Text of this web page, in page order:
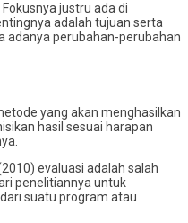
justru ada di
adalah tujuan serta
adanya perubahan-perubahan
yang akan menghasilkan
hasil sesuai harapan
evaluasi adalah salah
penelitiannya untuk
suatu program atau